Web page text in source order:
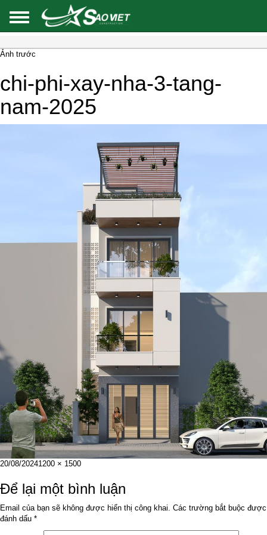
Ảnh trước
chi-phi-xay-nha-3-tang-
nam-2025
Đăng
ngày
20/08/2024Kích
đầy
đủ
1200 × 1500
Để lại một bình luận
Email của bạn sẽ không được hiển thị công khai. Các trường bắt buộc được
đánh dấu *